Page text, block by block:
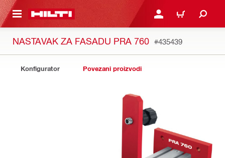
GLAVNI SADRŽAJ PRIJAVI SE ILI SE
KOŠARICA
NASTAVAK ZA FASADU PRA 760 #435439
Konfigurator Povezani proizvodi